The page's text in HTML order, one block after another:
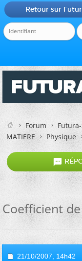
Retour sur
Forum
MATIERE
Physique

Coefficient
21/10/2007, 14h42